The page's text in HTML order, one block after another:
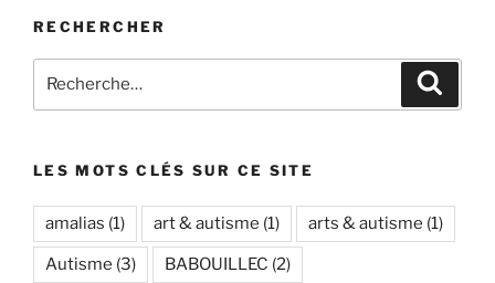
RECHERCHER
pour
LES MOTS CLÉS SUR CE SITE
amalias (1) art & autisme (1) arts & autisme (1)
Autisme (3) BABOUILLEC (2)